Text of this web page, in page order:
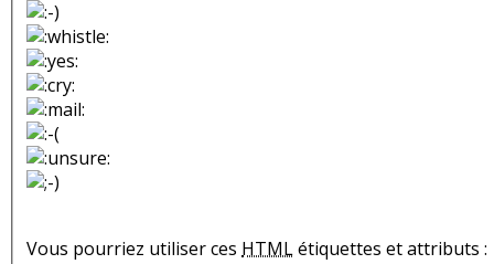
Vous pourriez utiliser ces HTMLétiquettes et attributs :